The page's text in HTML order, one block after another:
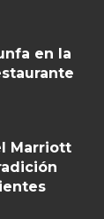
en la
Marriott